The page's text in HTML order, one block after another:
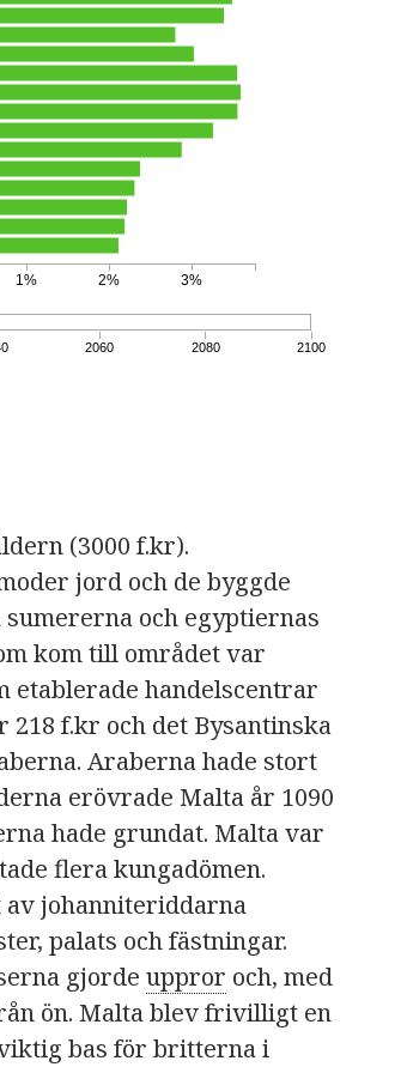
1% 2% 3%
2060 2080 2100
(3000 f.kr).
jord och de byggde
och egyptiernas
kom till området var
etablerade handelscentrar
218 f.kr och det Bysantinska
Araberna hade stort
erövrade Malta år 1090
hade grundat. Malta var
flera kungadömen.
av johanniteriddarna
palats och fästningar.
gjorde uppror och, med
ön. Malta blev frivilligt en
bas för britterna i